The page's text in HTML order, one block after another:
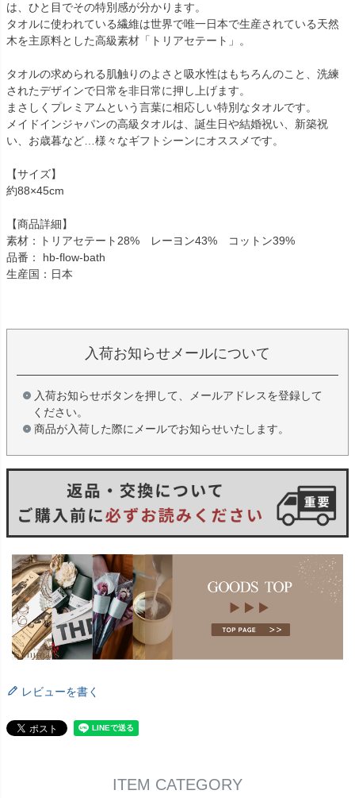
は、ひと目でその特別感が分かります。
タオルに使われている繊維は世界で唯一日本で生産されている天然
木を主原料とした高級素材「トリアセテート」。
タオルの求められる肌触りのよさと吸水性はもちろんのこと、洗練
されたデザインで日常を非日常に押し上げます。
まさしくプレミアムという言葉に相応しい特別なタオルです。
メイドインジャパンの高級タオルは、誕生日や結婚祝い、新築祝
い、お歳暮など…様々なギフトシーンにオススメです。
【サイズ】
約88×45cm
【商品詳細】
素材：トリアセテート28% レーヨン43% コットン39%
品番： hb-flow-bath
生産国：日本
入荷お知らせメールについて
入荷お知らせボタンを押して、メールアドレスを登録して
ください。
商品が入荷した際にメールでお知らせいたします。
レビューを書く
ITEM CATEGORY